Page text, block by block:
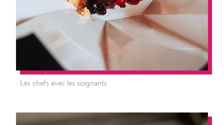
Les chefs avec les soignants